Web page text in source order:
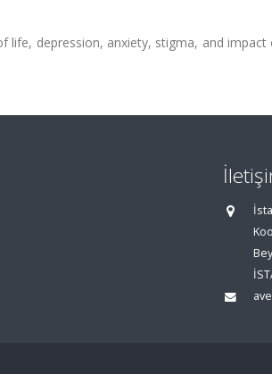
life, depression, anxiety, stigma, and impact